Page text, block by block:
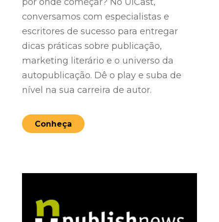
conversamos com especialistas e
escritores de sucesso para entregar
dicas práticas sobre publicação,
marketing literário e o universo da
autopublicação. Dê o play e suba de
nível na sua carreira de autor.
Conheça